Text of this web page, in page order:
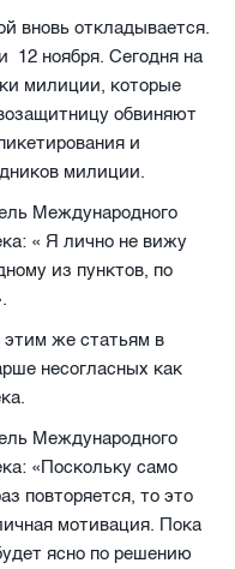
вновь откладывается.
12 ноября. Сегодня на
милиции, которые
обвиняют
и
милиции.
Международного
« Я лично не вижу
из пунктов, по
же статьям в
несогласных как
Международного
«Поскольку само
повторяется, то это
мотивация. Пока
ясно по решению